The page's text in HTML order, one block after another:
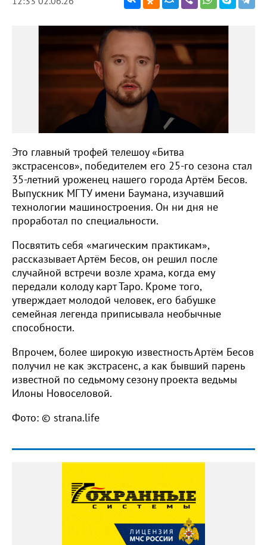
Это главный трофей телешоу «Битва
экстрасенсов», победителем его 25-го сезона стал
35-летний уроженец нашего города Артём Бесов.
Выпускник МГТУ имени Баумана, изучавший
технологии машиностроения. Он ни дня не
проработал по специальности.
Посвятить себя «магическим практикам»,
рассказывает Артём Бесов, он решил после
случайной встречи возле храма, когда ему
передали колоду карт Таро. Кроме того,
утверждает молодой человек, его бабушке
семейная легенда приписывала необычные
способности.
Впрочем, более широкую известность Артём Бесов
получил не как экстрасенс, а как бывший парень
известной по седьмому сезону проекта ведьмы
Илоны Новоселовой.
Фото: © strana.life